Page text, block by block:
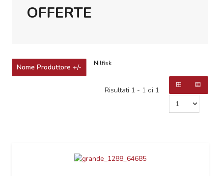
OFFERTE
Nome Produttore +/- Nilfisk
Risultati 1 - 1 di 1